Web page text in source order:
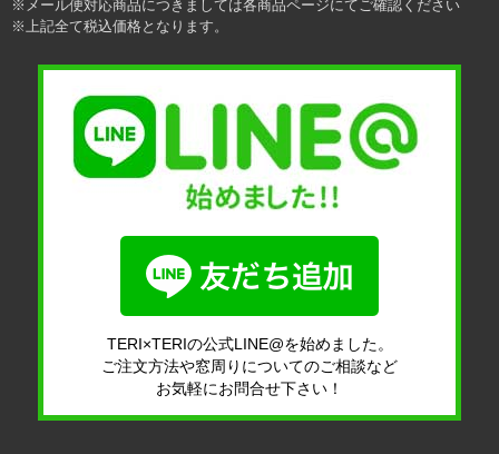
※メール便対応商品につきましては各商品ページにてご確認ください
※上記全て税込価格となります。
TERI×TERIの公式LINE@を始めました。
ご注文方法や窓周りについてのご相談など
お気軽にお問合せ下さい！